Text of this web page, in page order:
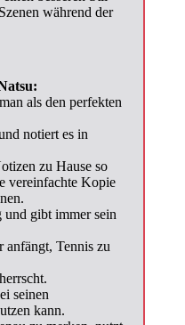
während der
als den perfekten
notiert es in
zu Hause so
vereinfachte Kopie
und gibt immer sein
anfängt, Tennis zu
seinen
kann.